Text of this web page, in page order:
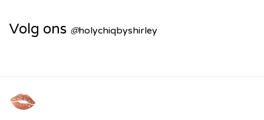
Volg ons @holychiqbyshirley